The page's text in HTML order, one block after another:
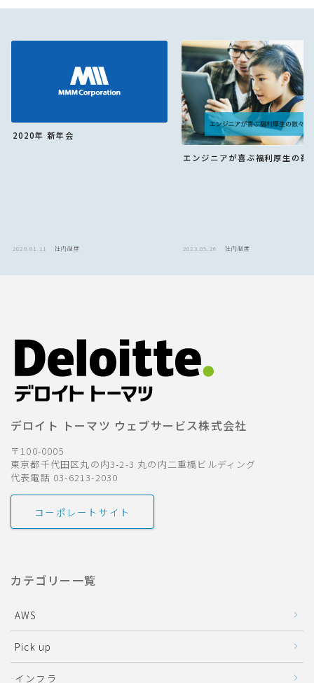
2020年 新年会
2020.01.11 社内制度
エンジニアが喜ぶ福利厚生の数
2023.05.26 社内制度
デロイト トーマツ ウェブサービス株式会社
〒100-0005
東京都千代田区丸の内3-2-3 丸の内二重橋ビルディング
代表電話 03-6213-2030
コーポレートサイト
カテゴリー一覧
AWS
Pick up
インフラ